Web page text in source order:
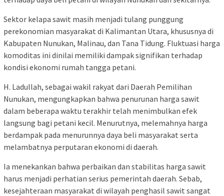
Sektor kelapa sawit masih menjadi tulang punggung
perekonomian masyarakat di Kalimantan Utara, khususnya di
Kabupaten Nunukan, Malinau, dan Tana Tidung. Fluktuasi harga
komoditas ini dinilai memiliki dampak signifikan terhadap
kondisi ekonomi rumah tangga petani.
H. Ladullah, sebagai wakil rakyat dari Daerah Pemilihan
Nunukan, mengungkapkan bahwa penurunan harga sawit
dalam beberapa waktu terakhir telah menimbulkan efek
langsung bagi petani kecil. Menurutnya, melemahnya harga
berdampak pada menurunnya daya beli masyarakat serta
melambatnya perputaran ekonomi di daerah.
Ia menekankan bahwa perbaikan dan stabilitas harga sawit
harus menjadi perhatian serius pemerintah daerah. Sebab,
kesejahteraan masyarakat di wilayah penghasil sawit sangat